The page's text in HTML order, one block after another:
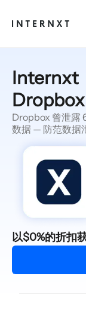
简体中文 (ZH)
Internxt
Dropbox 曾泄露
数据 — 防范数据
以$0%的折扣